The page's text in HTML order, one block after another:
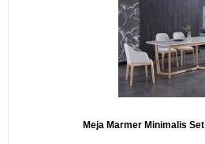
Meja Marmer Minimalis